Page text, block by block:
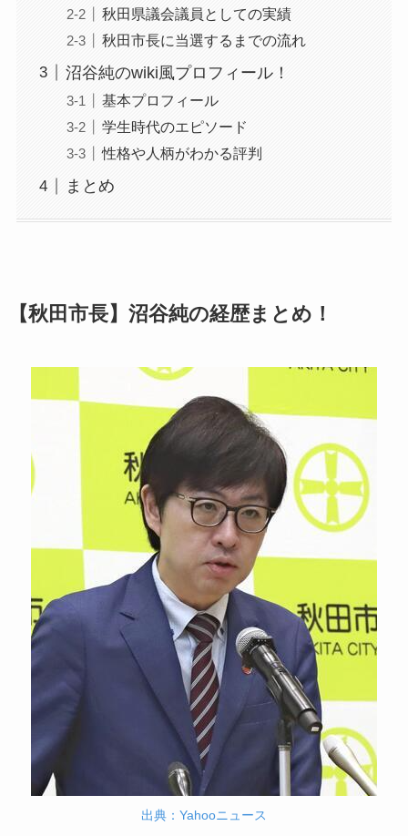
秋田県議会議員としての実績
秋田市長に当選するまでの流れ
沼谷純のwiki風プロフィール！
基本プロフィール
学生時代のエピソード
性格や人柄がわかる評判
まとめ
【秋田市長】沼谷純の経歴まとめ！
出典：Yahooニュース